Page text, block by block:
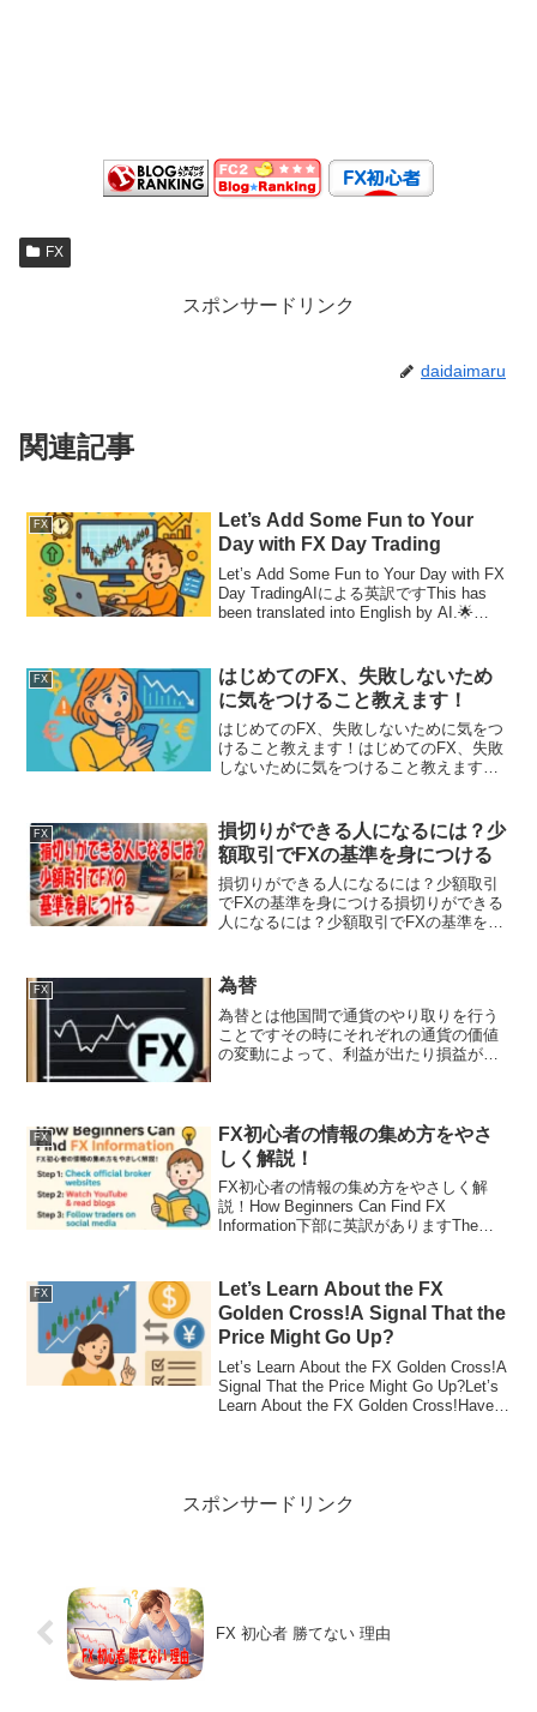
FX
スポンサードリンク
daidaimaru
関連記事
FX
Let’s Add Some Fun to Your
Day with FX Day Trading
Let’s Add Some Fun to Your Day with FX
Day TradingAIによる英訳ですThis has
been translated into English by AI.🌟
FX
はじめてのFX、失敗しないため
に気をつけること教えます！
はじめてのFX、失敗しないために気をつ
けること教えます！はじめてのFX、失敗
しないために気をつけること教えます！
なふうに思っているFX初心者さん、大丈
夫！今日はFX初...
FX
損切りができる人になるには？少
額取引でFXの基準を身につける
損切りができる人になるには？少額取引
でFXの基準を身につける損切りができる
人になるには？少額取引でFXの基準を身
す。利益を伸ばすことばかりに目が向き
やすいですが、実際に...
FX 為替
為替とは他国間で通貨のやり取りを行う
ことですその時にそれぞれの通貨の価値
の変動によって、利益が出たり損益が出
FX
FX初心者の情報の集め方をやさ
しく解説！
FX初心者の情報の集め方をやさしく解
説！How Beginners Can Find FX
Information下部に英訳がありますThe
FX
Let’s Learn About the FX
Golden Cross!A Signal That the
Price Might Go Up?
Let’s Learn About the FX Golden Cross!A
Signal That the Price Might Go Up?Let’s
Learn About the FX Golden Cross!Have
スポンサードリンク
FX 初心者 勝てない 理由